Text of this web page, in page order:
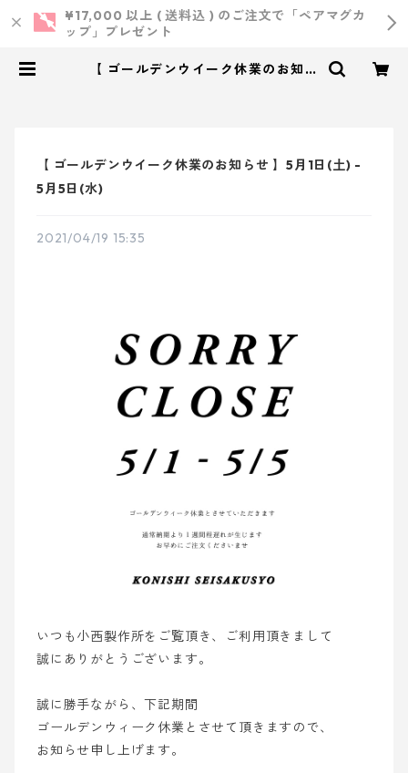
¥17,000 以上 ( 送料込 ) のご注文で「ペアマグカ
ップ」プレゼント
【 ゴールデンウイーク休業のお知ら
【 ゴールデンウイーク休業のお知らせ 】5月1日(土) -
5月5日(水)
2021/04/19 15:35
いつも小西製作所をご覧頂き、ご利用頂きまして
誠にありがとうございます。
誠に勝手ながら、下記期間
ゴールデンウィーク休業とさせて頂きますので、
お知らせ申し上げます。